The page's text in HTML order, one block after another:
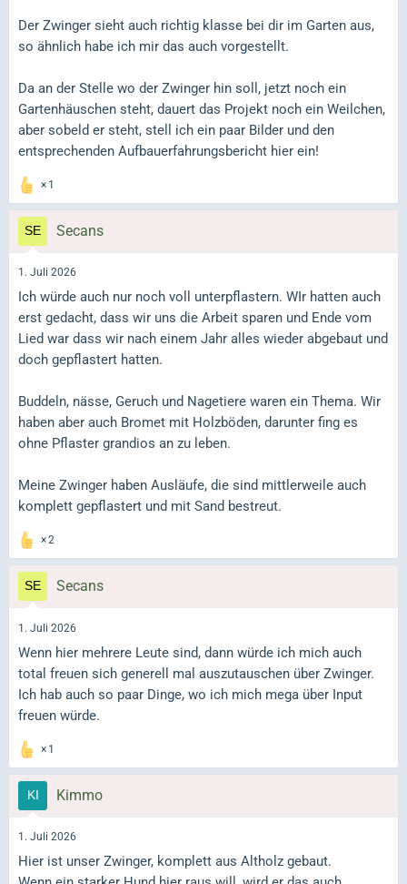
Der Zwinger sieht auch richtig klasse bei dir im Garten aus,
so ähnlich habe ich mir das auch vorgestellt.
Da an der Stelle wo der Zwinger hin soll, jetzt noch ein
Gartenhäuschen steht, dauert das Projekt noch ein Weilchen,
aber sobeld er steht, stell ich ein paar Bilder und den
entsprechenden Aufbauerfahrungsbericht hier ein!
1
Secans
1. Juli 2026
Ich würde auch nur noch voll unterpflastern. WIr hatten auch
erst gedacht, dass wir uns die Arbeit sparen und Ende vom
Lied war dass wir nach einem Jahr alles wieder abgebaut und
doch gepflastert hatten.
Buddeln, nässe, Geruch und Nagetiere waren ein Thema. Wir
haben aber auch Bromet mit Holzböden, darunter fing es
ohne Pflaster grandios an zu leben.
Meine Zwinger haben Ausläufe, die sind mittlerweile auch
komplett gepflastert und mit Sand bestreut.
2
Secans
1. Juli 2026
Wenn hier mehrere Leute sind, dann würde ich mich auch
total freuen sich generell mal auszutauschen über Zwinger.
Ich hab auch so paar Dinge, wo ich mich mega über Input
freuen würde.
1
Kimmo
1. Juli 2026
Hier ist unser Zwinger, komplett aus Altholz gebaut.